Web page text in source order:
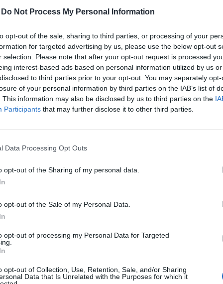
Do Not Process My Personal Information
opt-out of the sale, sharing to third parties, or processing of your
for targeted advertising by us, please use the below opt-out
selection. Please note that after your opt-out request is processed
interest-based ads based on personal information utilized by us
to third parties prior to your opt-out. You may separately
of your personal information by third parties on the IAB’s list of
This information may also be disclosed by us to third parties on the
Participants that may further disclose it to other third parties.
Data Processing Opt Outs
opt-out of the Sharing of my personal data.
opt-out of the Sale of my Personal Data.
opt-out of processing my Personal Data for Targeted
opt-out of Collection, Use, Retention, Sale, and/or Sharing
Data that Is Unrelated with the Purposes for which it
kezdte a csütörtöki napot mind az euróval, mind a
a dollár árfolyama a 337 forintos szint közelében
390 forint felett jegyzik a hazai devizát. Bár
piacok zárva tartanak, a nemzetközi kereskedés
a globális hangulat és a külföldi hírek
azokra az amerikai lépésekre irányul,
új olajszankciókat jelentett be Oroszország ellen, ami
Megosztás Kicsit enyhült a nyomás a forinton
képest azt követően, hogy...
portfolio.hu hírarchívumához tartozik, melynek olvasása
tartalmazza:
cikkarchívum
elmúlt 2 év napon belüli